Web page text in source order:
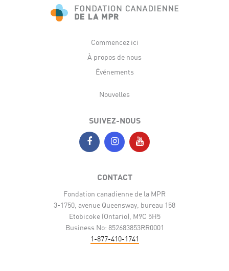
Commencez ici
À propos de nous
Événements
Nouvelles
SUIVEZ-NOUS
CONTACT
Fondation canadienne de la MPR
3-1750, avenue Queensway, bureau 158
Etobicoke (Ontario), M9C 5H5
Business No: 852683853RR0001
1-877-410-1741